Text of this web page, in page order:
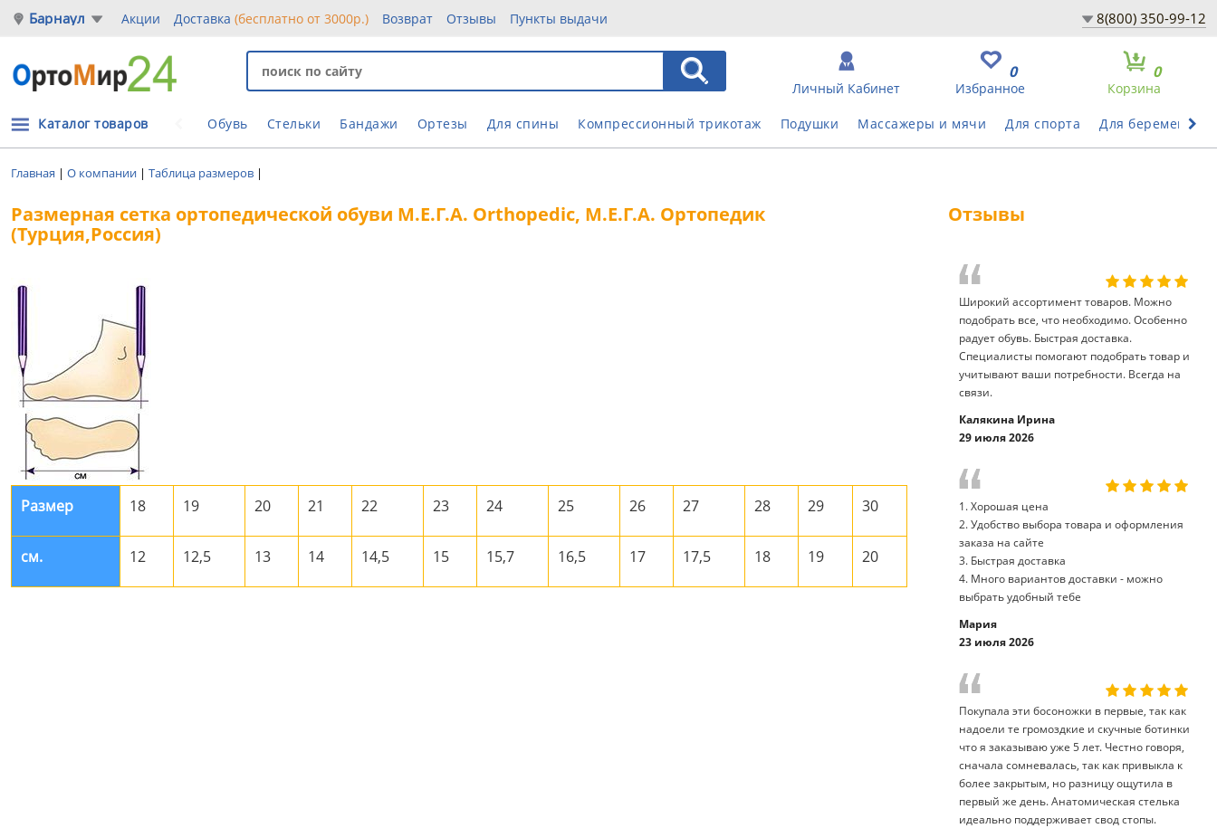
Барнаул Акции Доставка(бесплатно от 3000р.) Возврат Отзывы Пункты выдачи 8(800) 350-99-12
Корзина
0
Избранное
0
Личный Кабинет
Обувь Стельки Бандажи Ортезы Для спины Компрессионный трикотаж Подушки Массажеры и мячи Для спорта Для беременных
Каталог товаров
Главная | О компании | Таблица размеров |
Размерная сетка ортопедической обуви М.Е.Г.А. Orthopedic, М.Е.Г.А. Ортопедик
(Турция,Россия)
Размер 18 19 20 21 22 23 24 25 26 27 28 29 30
см. 12 12,5 13 14 14,5 15 15,7 16,5 17 17,5 18 19 20
Отзывы
Широкий ассортимент товаров. Можно
подобрать все, что необходимо. Особенно
радует обувь. Быстрая доставка.
Специалисты помогают подобрать товар и
учитывают ваши потребности. Всегда на
связи.
Калякина Ирина
29 июля 2026
1. Хорошая цена
2. Удобство выбора товара и оформления
заказа на сайте
3. Быстрая доставка
4. Много вариантов доставки - можно
выбрать удобный тебе
Мария
23 июля 2026
Покупала эти босоножки в первые, так как
надоели те громоздкие и скучные ботинки
что я заказываю уже 5 лет. Честно говоря,
сначала сомневалась, так как привыкла к
более закрытым, но разницу ощутила в
первый же день. Анатомическая стелька
идеально поддерживает свод стопы.